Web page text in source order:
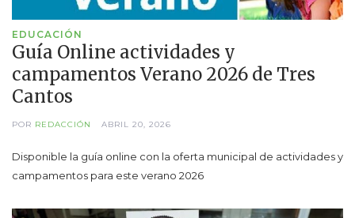
EDUCACIÓN
Guía Online actividades y
campamentos Verano 2026 de Tres
Cantos
POR REDACCIÓN ABRIL 20, 2026
Disponible la guía online con la oferta municipal de actividades y
campamentos para este verano 2026